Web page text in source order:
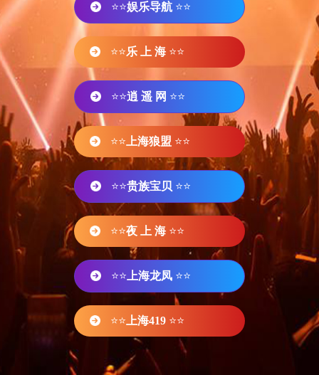
⭐⭐娱乐导航 ⭐⭐
⭐⭐乐 上 海 ⭐⭐
⭐⭐逍 遥 网 ⭐⭐
⭐⭐ 上海狼盟 ⭐⭐
⭐⭐贵族宝贝 ⭐⭐
⭐⭐夜 上 海 ⭐⭐
⭐⭐ 上海龙凤 ⭐⭐
⭐⭐ 上海419 ⭐⭐